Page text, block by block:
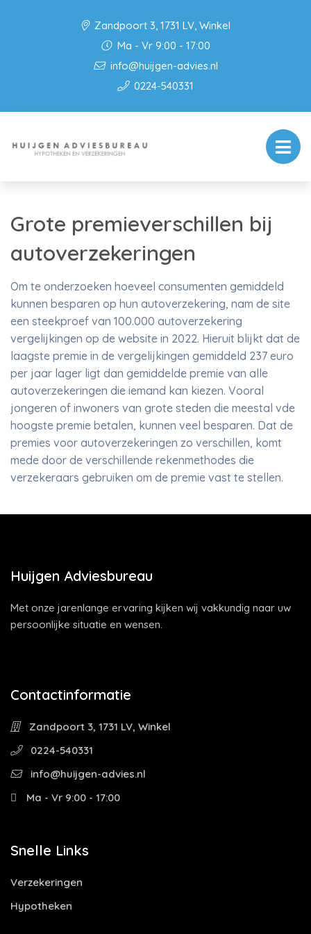
Zandpoort 3, 1731 LV, Winkel
Ma - Vr 9:00 - 17:00
info@huijgen-advies.nl
0224-540331
Grote premieverschillen bij
autoverzekeringen
Om te onderzoeken hoeveel consumenten gemiddeld
kunnen besparen op hun autoverzekering, nam de site
een steekproef van 100.000 autoverzekering
vergelijkingen op de website in 2022. Hieruit blijkt dat de
laagste premie in de vergelijkingen gemiddeld 237 euro
per jaar lager ligt dan gemiddelde premie van alle
autoverzekeringen die iemand kan kiezen. Vooral
jongeren of inwoners van grote steden die meestal vde
hoogste premie betalen, kunnen veel besparen. Dat de
premies voor autoverzekeringen zo verschillen, komt
mede door de verschillende rekenmethodes die
verzekeraars gebruiken om de premie vast te stellen.
Huijgen Adviesbureau
Met onze jarenlange ervaring kijken wij vakkundig naar uw
persoonlijke situatie en wensen.
Contactinformatie
Zandpoort 3, 1731 LV, Winkel
0224-540331
info@huijgen-advies.nl
Ma - Vr 9:00 - 17:00
Snelle Links
Verzekeringen
Hypotheken